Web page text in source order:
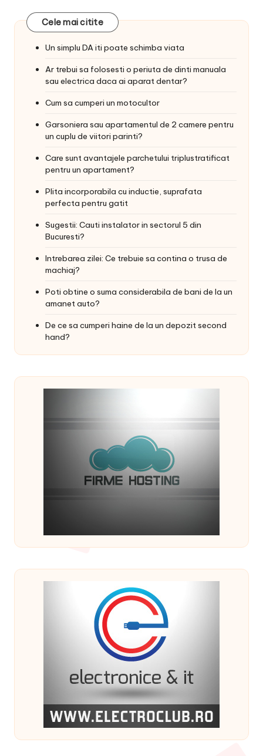
Cele mai citite
Un simplu DA iti poate schimba viata
Ar trebui sa folosesti o periuta de dinti manuala
sau electrica daca ai aparat dentar?
Cum sa cumperi un motocultor
Garsoniera sau apartamentul de 2 camere pentru
un cuplu de viitori parinti?
Care sunt avantajele parchetului triplustratificat
pentru un apartament?
Plita incorporabila cu inductie, suprafata
perfecta pentru gatit
Sugestii: Cauti instalator in sectorul 5 din
Bucuresti?
Intrebarea zilei: Ce trebuie sa contina o trusa de
machiaj?
Poti obtine o suma considerabila de bani de la un
amanet auto?
De ce sa cumperi haine de la un depozit second
hand?